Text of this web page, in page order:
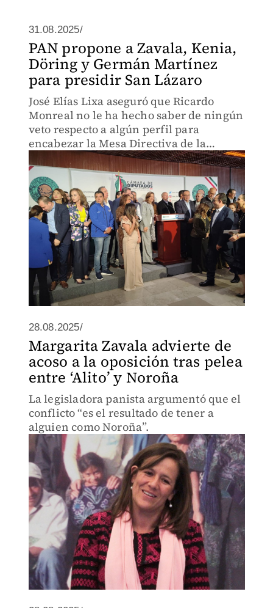
31.08.2025/
PAN propone a Zavala, Kenia,
Döring y Germán Martínez
para presidir San Lázaro
José Elías Lixa aseguró que Ricardo
Monreal no le ha hecho saber de ningún
veto respecto a algún perfil para
encabezar la Mesa Directiva de la
Cámara de Diputados.
28.08.2025/
Margarita Zavala advierte de
acoso a la oposición tras pelea
entre ‘Alito’ y Noroña
La legisladora panista argumentó que el
conflicto “es el resultado de tener a
alguien como Noroña”.